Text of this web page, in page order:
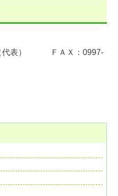
代表） ＦＡＸ：0997-